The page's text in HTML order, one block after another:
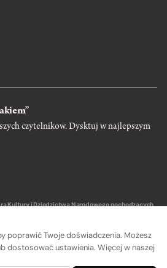
czytelnikow. Dysktuj w najlepszym
Kultury i Dziedzictwa Narodowego pochodzących
poprawić Twoje doświadczenia. Możesz
dostosować ustawienia. Więcej w naszej